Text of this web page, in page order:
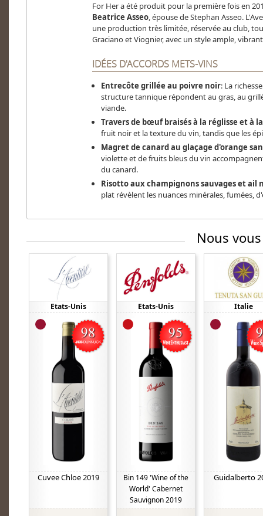
For Her a été produit pour la première fois en
Beatrice Asseo, épouse de Stephan Asseo.
une production très limitée, réservée au club,
Graciano et Viognier, avec un style ample,
IDÉES D'ACCORDS METS-VINS
Entrecôte grillée au poivre noir: La
structure tannique répondent au gras, au
viande.
Travers de bœuf braisés à la réglisse et à
fruit noir et la texture du vin, tandis que les
Magret de canard au glaçage d'orange
violette et de fruits bleus du vin
du canard.
Risotto aux champignons sauvages et ail
plat révèlent les nuances minérales, fumées,
Nous
Etats-Unis
Cuvee Chloe 2019
Etats-Unis
Bin 149 'Wine of the
World' Cabernet
Sauvignon 2019
Italie
Guidalberto